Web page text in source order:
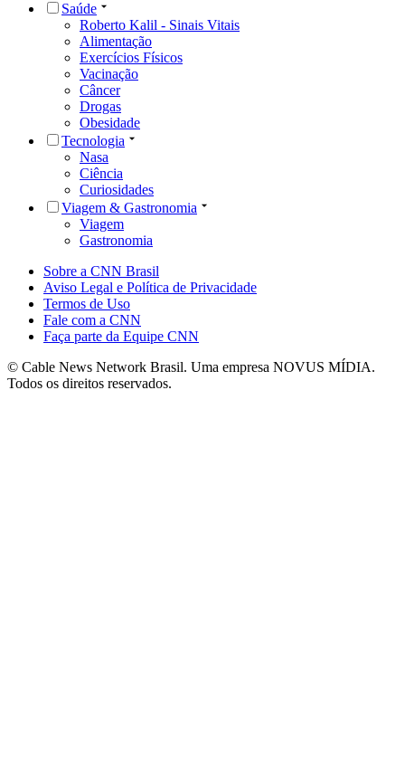
Saúde
Roberto Kalil - Sinais Vitais
Alimentação
Exercícios Físicos
Vacinação
Câncer
Drogas
Obesidade
Tecnologia
Nasa
Ciência
Curiosidades
Viagem & Gastronomia
Viagem
Gastronomia
Sobre a CNN Brasil
Aviso Legal e Política de Privacidade
Termos de Uso
Fale com a CNN
Faça parte da Equipe CNN
© Cable News Network Brasil. Uma empresa NOVUS MÍDIA.
Todos os direitos reservados.